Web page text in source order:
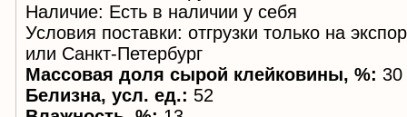
Наличие: Есть в наличии у себя
Условия поставки: отгрузки только на
или Санкт-Петербург
Массовая доля сырой клейковины, %: 30
Белизна, усл. ед.: 52